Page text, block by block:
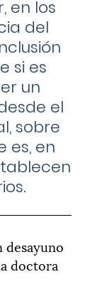
en los
del
si es
un
el
sobre
es, en
desayuno
doctora